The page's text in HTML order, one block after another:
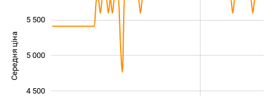
Середня ціна 4 000
4 500
5 000
5 500